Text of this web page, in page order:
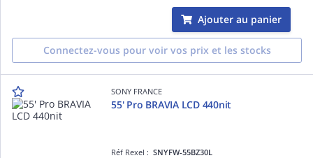
Ajouter au panier
Connectez-vous pour voir vos prix et les stocks
SONY FRANCE
55' Pro BRAVIA LCD 440nit
Réf Rexel :SNYFW-55BZ30L